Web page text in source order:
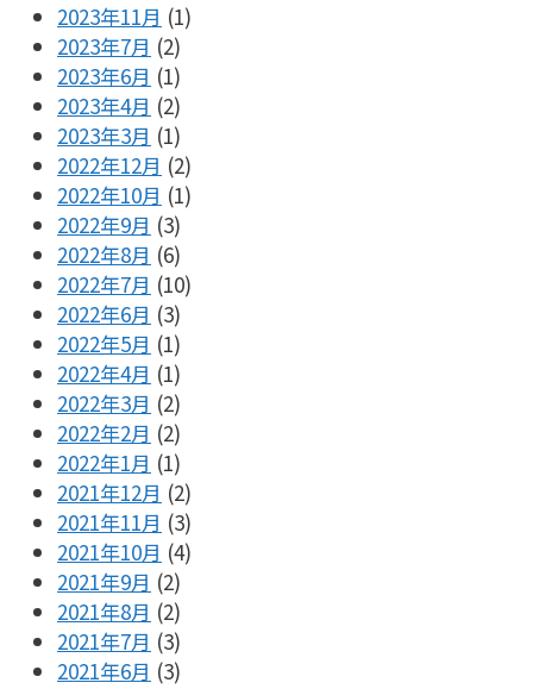
2023年11月 (1)
2023年7月 (2)
2023年6月 (1)
2023年4月 (2)
2023年3月 (1)
2022年12月 (2)
2022年10月 (1)
2022年9月 (3)
2022年8月 (6)
2022年7月 (10)
2022年6月 (3)
2022年5月 (1)
2022年4月 (1)
2022年3月 (2)
2022年2月 (2)
2022年1月 (1)
2021年12月 (2)
2021年11月 (3)
2021年10月 (4)
2021年9月 (2)
2021年8月 (2)
2021年7月 (3)
2021年6月 (3)